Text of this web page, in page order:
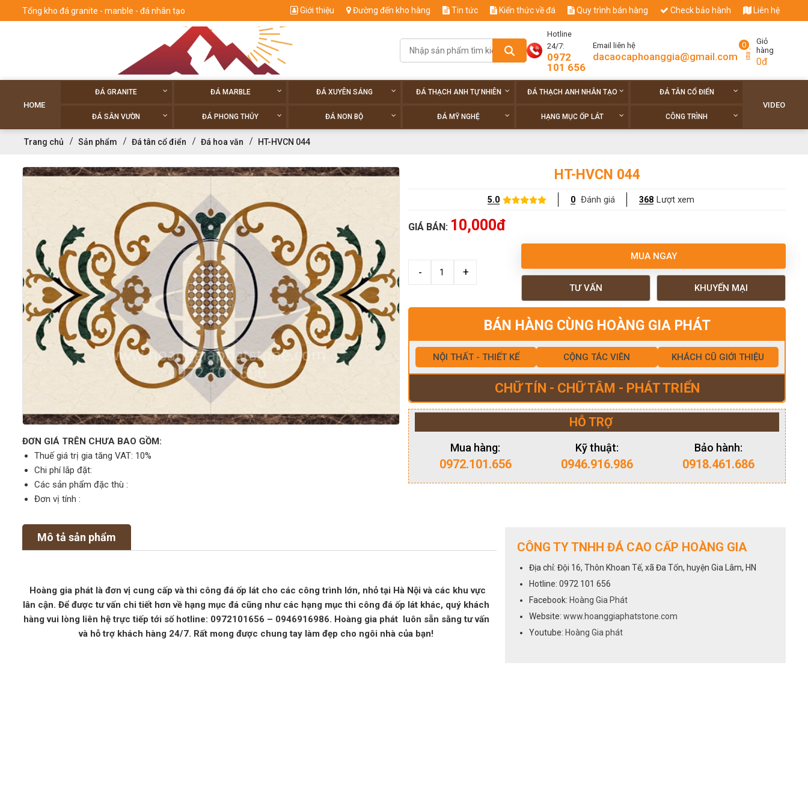
Tổng kho đá granite - manble - đá nhân tạo Giới thiệu Đường đến kho hàng Tin tức Kiến thức về đá Quy trình bán hàng Check bảo hành Liên hệ
Hotline
24/7:
0972
101 656
Email liên hệ
dacaocaphoanggia@gmail.com
0
Giỏ
hàng
0đ
HOME
ĐÁ GRANITE ĐÁ MARBLE ĐÁ XUYÊN SÁNG ĐÁ THẠCH ANH TỰ NHIÊN ĐÁ THẠCH ANH NHÂN TẠO ĐÁ TÂN CỔ ĐIỂN
ĐÁ SÂN VƯỜN ĐÁ PHONG THỦY ĐÁ NON BỘ ĐÁ MỸ NGHỆ HẠNG MỤC ỐP LÁT CÔNG TRÌNH
VIDEO
Trang chủ Sản phẩm Đá tân cổ điển Đá hoa văn HT-HVCN 044
ĐƠN GIÁ TRÊN CHƯA BAO GỒM:
Thuế giá trị gia tăng VAT: 10%
Chi phí lắp đặt:
Các sản phẩm đặc thù :
Đơn vị tính :
HT-HVCN 044
5.0 0 Đánh giá 368 Lượt xem
GIÁ BÁN: 10,000đ
MUA NGAY
TƯ VẤN KHUYẾN MẠI
BÁN HÀNG CÙNG HOÀNG GIA PHÁT
NỘI THẤT - THIẾT KẾ CỘNG TÁC VIÊN KHÁCH CŨ GIỚI THIỆU
CHỮ TÍN - CHỮ TÂM - PHÁT TRIỂN
HỖ TRỢ
Mua hàng:
0972.101.656
Kỹ thuật:
0946.916.986
Bảo hành:
0918.461.686
Mô tả sản phẩm
Hoàng gia phát là đơn vị cung cấp và thi công đá ốp lát cho các công trình lớn, nhỏ tại Hà Nội và các khu vực
lân cận. Để được tư vấn chi tiết hơn về hạng mục đá cũng như các hạng mục thi công đá ốp lát khác, quý khách
hàng vui lòng liên hệ trực tiếp tới số hotline: 0972101656 – 0946916986. Hoàng gia phát luôn sẵn sằng tư vấn
và hỗ trợ khách hàng 24/7. Rất mong được chung tay làm đẹp cho ngôi nhà của bạn!
CÔNG TY TNHH ĐÁ CAO CẤP HOÀNG GIA
Địa chỉ: Đội 16, Thôn Khoan Tế, xã Đa Tốn, huyện Gia Lâm, HN
Hotline: 0972 101 656
Facebook: Hoàng Gia Phát
Website: www.hoanggiaphatstone.com
Youtube: Hoàng Gia phát